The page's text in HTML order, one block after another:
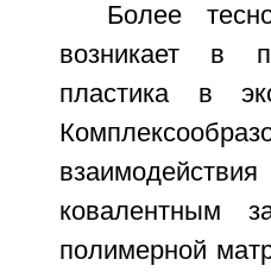
Более
возникает в
пластика в
ковалентным
полимерной